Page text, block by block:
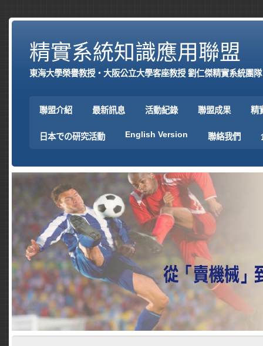
精實系統知識應用聯盟
東海大學榮譽教授‧大阪公立大學客座教授 劉仁傑精實系統團隊
聯盟介紹 最新訊息 活動紀錄 聯盟成果 精
日本での研究活動 English Version 聯絡我們